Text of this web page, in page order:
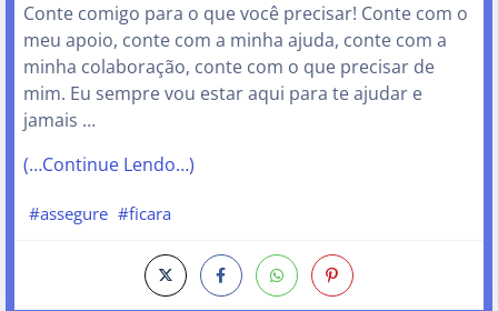
Conte comigo para o que você precisar! Conte com o
meu apoio, conte com a minha ajuda, conte com a
minha colaboração, conte com o que precisar de
mim. Eu sempre vou estar aqui para te ajudar e
jamais …
(…Continue Lendo…)
#assegure #ficara